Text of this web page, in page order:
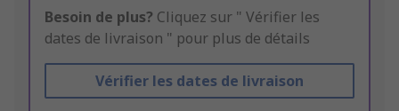
Besoin de plus? Cliquez sur " Vérifier les
dates de livraison " pour plus de détails
Vérifier les dates de livraison